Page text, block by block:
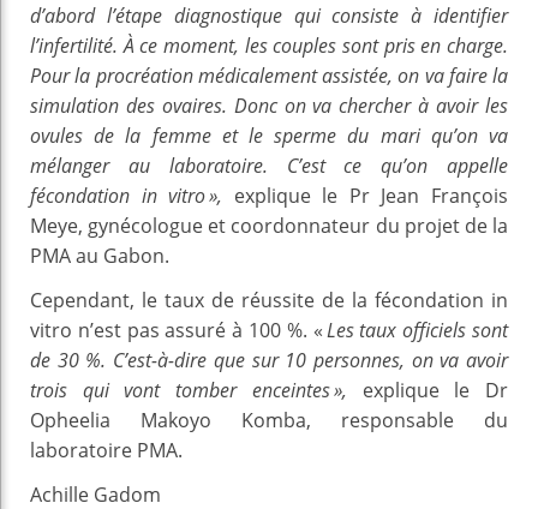
d’abord l’étape diagnostique qui consiste à identifier
l’infertilité. À ce moment, les couples sont pris en charge.
Pour la procréation médicalement assistée, on va faire la
simulation des ovaires. Donc on va chercher à avoir les
ovules de la femme et le sperme du mari qu’on va
mélanger au laboratoire. C’est ce qu’on appelle
fécondation in vitro », explique le Pr Jean François
Meye, gynécologue et coordonnateur du projet de la
PMA au Gabon.
Cependant, le taux de réussite de la fécondation in
vitro n’est pas assuré à 100 %. «Les taux officiels sont
de 30 %. C’est-à-dire que sur 10 personnes, on va avoir
trois qui vont tomber enceintes », explique le Dr
Opheelia Makoyo Komba, responsable du
laboratoire PMA.
Achille Gadom